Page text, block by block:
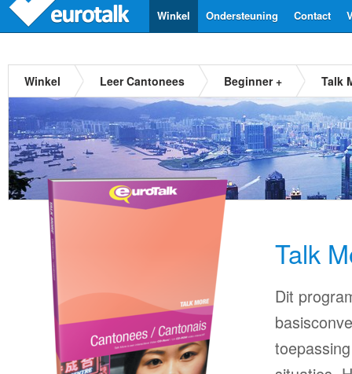
Contact
Ondersteuning
Winkel
Winkel Leer Cantonees Beginner + Talk
Talk
Dit